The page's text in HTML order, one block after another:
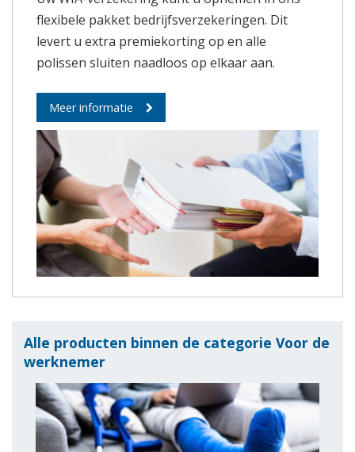
flexibele pakket bedrijfsverzekeringen. Dit
levert u extra premiekorting op en alle
polissen sluiten naadloos op elkaar aan.
Meer informatie
Alle producten binnen de categorie Voor de
werknemer